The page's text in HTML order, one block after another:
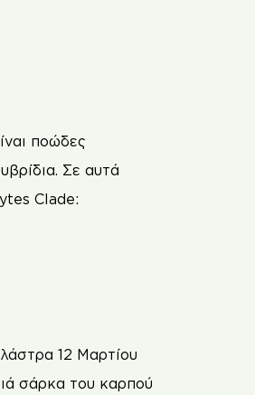
ποώδες
Σε αυτά
Clade:
12 Μαρτίου
σάρκα του καρπού